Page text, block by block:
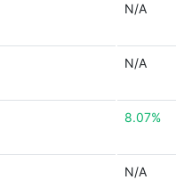
N/A
N/A
8.07%
N/A